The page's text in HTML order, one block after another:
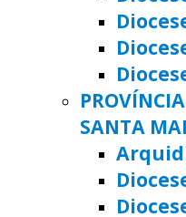
SANTA